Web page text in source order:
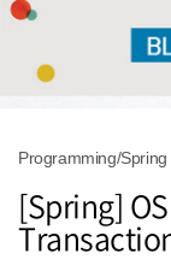
Programming/Spring
[Spring]